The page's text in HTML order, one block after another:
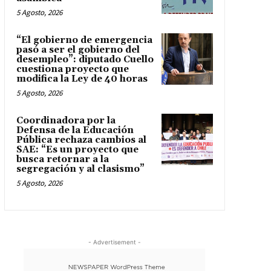
5 Agosto, 2026
“El gobierno de emergencia
pasó a ser el gobierno del
desempleo”: diputado Cuello
cuestiona proyecto que
modifica la Ley de 40 horas
5 Agosto, 2026
Coordinadora por la
Defensa de la Educación
Pública rechaza cambios al
SAE: “Es un proyecto que
busca retornar a la
segregación y al clasismo”
5 Agosto, 2026
- Advertisement -